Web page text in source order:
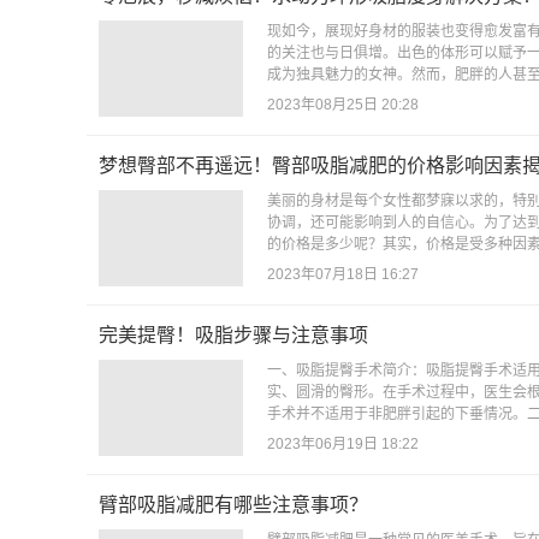
现如今，展现好身材的服装也变得愈发富
的关注也与日俱增。出色的体形可以赋予
成为独具魅力的女神。然而，肥胖的人甚
2023年08月25日 20:28
梦想臀部不再遥远！臀部吸脂减肥的价格影响因素
美丽的身材是每个女性都梦寐以求的，特
协调，还可能影响到人的自信心。为了达
的价格是多少呢？其实，价格是受多种因
2023年07月18日 16:27
完美提臀！吸脂步骤与注意事项
一、吸脂提臀手术简介：吸脂提臀手术适
实、圆滑的臀形。在手术过程中，医生会
手术并不适用于非肥胖引起的下垂情况。
2023年06月19日 18:22
臂部吸脂减肥有哪些注意事项？